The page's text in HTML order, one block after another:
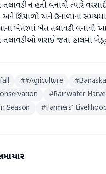
ન હતી બનાવી ત્યારે
અને શિયાળો અને ઉનાળાના
ખેતરમાં ખેત તલાવડી બનાવી
ભરાઈ જતા હાલમાં
##Agriculture #
#Rainwater
Season #Farmers'